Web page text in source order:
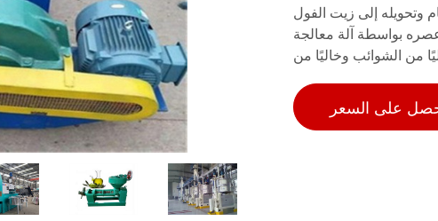
وتحويله إلى زيت الفول
بواسطة آلة معالجة
من الشوائب وخاليًا من
على السعر